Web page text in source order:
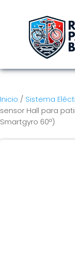
Inicio / Sistema
sensor Hall para
Smartgyro 60º)